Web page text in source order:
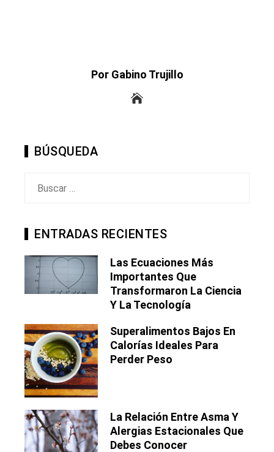
Por Gabino Trujillo
BÚSQUEDA
ENTRADAS RECIENTES
Las Ecuaciones Más
Importantes Que
Transformaron La Ciencia
Y La Tecnología
Superalimentos Bajos En
Calorías Ideales Para
Perder Peso
La Relación Entre Asma Y
Alergias Estacionales Que
Debes Conocer